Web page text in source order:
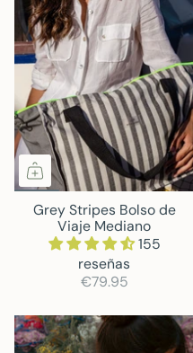
Grey Stripes Bolso de
Viaje Mediano
155
reseñas
€79.95